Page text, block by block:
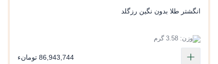
انگشتر طلا بدون نگین رزگلد
وزن: 3.58 گرم
86,943,744 تومانء